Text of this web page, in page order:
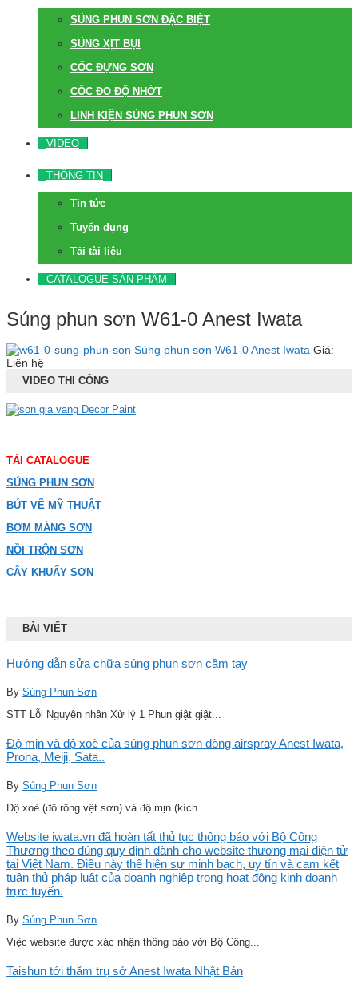
SÚNG PHUN SƠN ĐẶC BIỆT
SÚNG XỊT BỤI
CỐC ĐỰNG SƠN
CỐC ĐO ĐỘ NHỚT
LINH KIỆN SÚNG PHUN SƠN
VIDEO
THÔNG TIN
Tin tức
Tuyển dụng
Tải tài liệu
CATALOGUE SẢN PHẨM
Súng phun sơn W61-0 Anest Iwata
Súng phun sơn W61-0 Anest Iwata Giá:
Liên hệ
VIDEO THI CÔNG
TẢI CATALOGUE
SÚNG PHUN SƠN
BÚT VẼ MỸ THUẬT
BƠM MÀNG SƠN
NỒI TRỘN SƠN
CÂY KHUẤY SƠN
BÀI VIẾT
Hướng dẫn sửa chữa súng phun sơn cầm tay
By Súng Phun Sơn
STT Lỗi Nguyên nhân Xử lý 1 Phun giật giật...
Độ mịn và độ xoè của súng phun sơn dòng airspray Anest Iwata,
Prona, Meiji, Sata..
By Súng Phun Sơn
Độ xoè (độ rộng vệt sơn) và độ mịn (kích...
Website iwata.vn đã hoàn tất thủ tục thông báo với Bộ Công
Thương theo đúng quy định dành cho website thương mại điện tử
tại Việt Nam. Điều này thể hiện sự minh bạch, uy tín và cam kết
tuân thủ pháp luật của doanh nghiệp trong hoạt động kinh doanh
trực tuyến.
By Súng Phun Sơn
Việc website được xác nhận thông báo với Bộ Công...
Taishun tới thăm trụ sở Anest Iwata Nhật Bản